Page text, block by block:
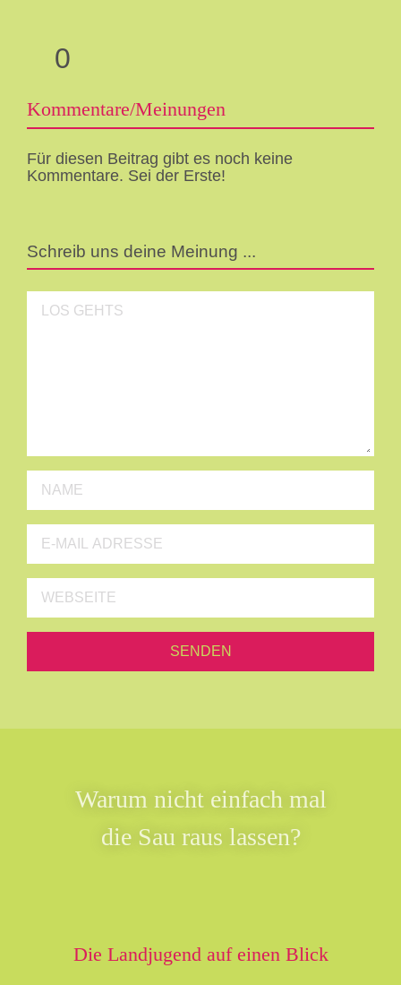
0
Kommentare/Meinungen
Für diesen Beitrag gibt es noch keine
Kommentare. Sei der Erste!
Schreib uns deine Meinung ...
Warum nicht einfach mal
die Sau raus lassen?
Die Landjugend auf einen Blick